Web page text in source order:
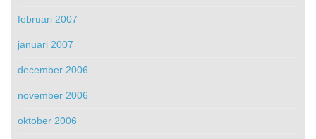
februari 2007
januari 2007
december 2006
november 2006
oktober 2006